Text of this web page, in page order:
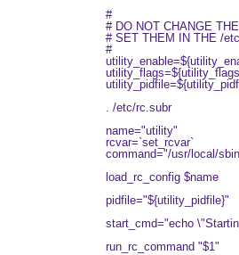
#
# DO NOT CHANGE
# SET THEM IN THE /
#
. /etc/rc.subr
name="utility"
rcvar=`set_rcvar`
command="/usr/local/
load_rc_config $name
pidfile="${utility_pidfile}"
start_cmd="echo